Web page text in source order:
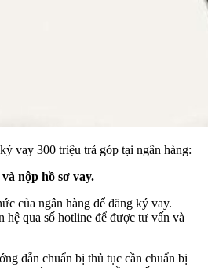
vay 300 triệu trả góp tại ngân hàng:
nộp hồ sơ vay.
của ngân hàng để đăng ký vay.
hệ qua số hotline để được tư vấn và
dẫn chuẩn bị thủ tục cần chuẩn bị